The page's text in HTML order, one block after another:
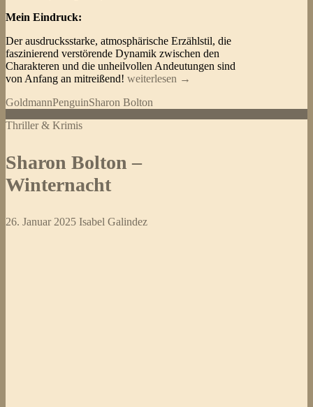
Mein Eindruck:
Der ausdrucksstarke, atmosphärische Erzählstil, die
faszinierend verstörende Dynamik zwischen den
Charakteren und die unheilvollen Andeutungen sind
von Anfang an mitreißend! Sharon
–
weiterlesen →
GoldmannPenguinSharon Bolton
Thriller & Krimis
Sharon Bolton –
Winternacht
26. Januar 2025 Isabel Galindez